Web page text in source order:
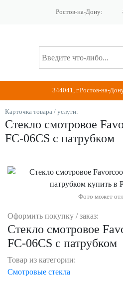
Ростов-на-Дону:
344041, г.Ростов-на-
Карточка товара / услуги:
Стекло смотровое
FC-06CS c патрубком
Фото может
Оформить покупку / заказ:
Стекло смотровое
FC-06CS c патрубком
Товар из категории:
Смотровые стекла